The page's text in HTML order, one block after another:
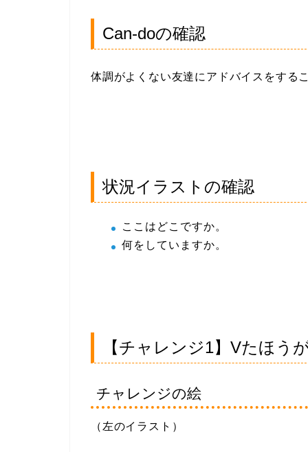
Can-doの確認
体調がよくない友達にアドバイスをする
状況イラストの確認
ここはどこですか。
何をしていますか。
【チャレンジ1】Vたほう
チャレンジの絵
（左のイラスト）